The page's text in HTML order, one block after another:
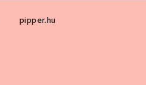
pipper.hu